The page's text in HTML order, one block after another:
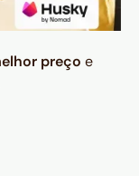
preço e